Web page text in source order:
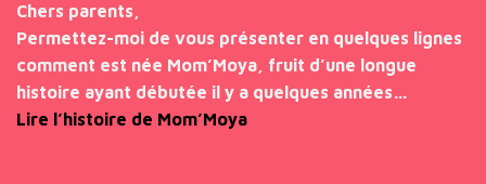
Chers parents,
Permettez-moi de vous présenter en quelques lignes
comment est née Mom’Moya, fruit d’une longue
histoire ayant débutée il y a quelques années…
Lire l’histoire de Mom’Moya